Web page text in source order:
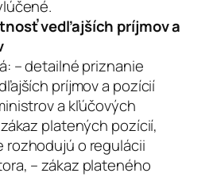
vedľajších príjmov a
– detailné priznanie
príjmov a pozícií
a kľúčových
platených pozícií,
rozhodujú o regulácii
– zákaz plateného